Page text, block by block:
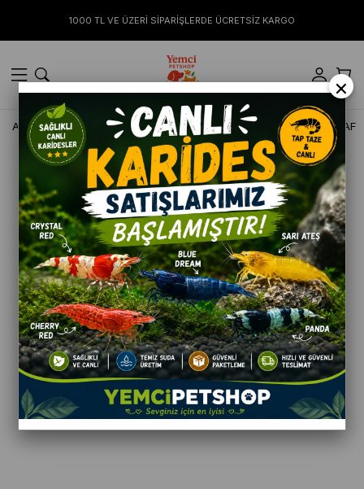
1000 TL VE ÜZERİ SİPARİŞLERDE ÜCRETSİZ KARGO
Anasayfa KÖPEK Kulübe ve Yataklar
×